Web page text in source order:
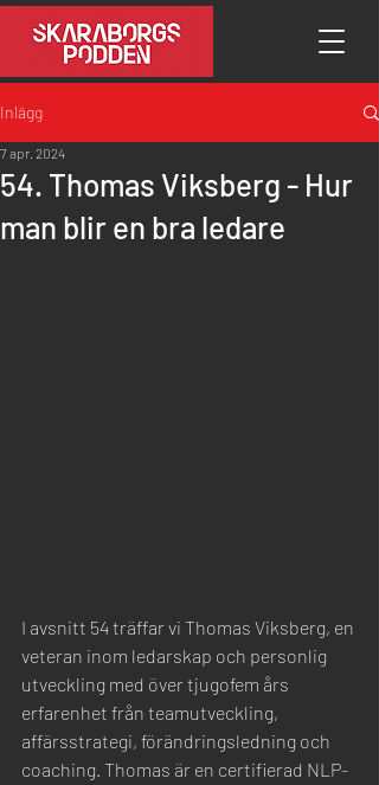
Inlägg
54. Thomas Viksberg - Hur
man blir en bra ledare
7 apr. 2024
I avsnitt 54 träffar vi Thomas Viksberg, en
veteran inom ledarskap och personlig
utveckling med över tjugofem års
erfarenhet från teamutveckling,
affärsstrategi, förändringsledning och
coaching. Thomas är en certifierad NLP-